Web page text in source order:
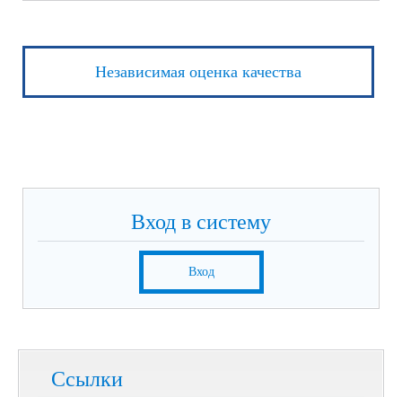
Независимая оценка качества
Вход в систему
Вход
Ссылки